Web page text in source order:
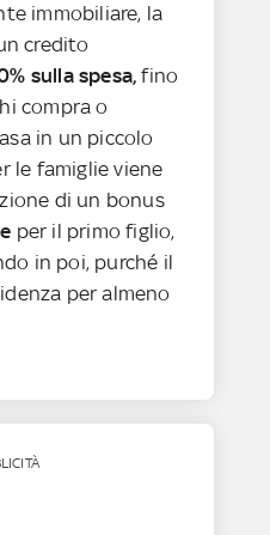
immobiliare, la
credito
sulla spesa, fino
compra o
in un piccolo
le famiglie viene
di un bonus
per il primo figlio,
in poi, purché il
per almeno